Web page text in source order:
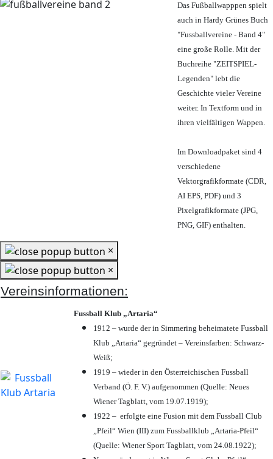
Das Fußballwapppen spielt
auch in Hardy Grünes Buch
"Fussballvereine - Band 4"
eine große Rolle. Mit der
Buchreihe "ZEITSPIEL-
Legenden" lebt die
Geschichte vieler Vereine
weiter. In Textform und in
ihren vielfältigen Wappen.
Im Downloadpaket sind 4
verschiedene
Vektorgrafikformate (CDR,
AI EPS, PDF) und 3
Pixelgrafikformate (JPG,
PNG, GIF) enthalten.
×
×
Vereinsinformationen:
Fussball Klub „Artaria“
1912 – wurde der in Simmering beheimatete Fussball
Klub „Artaria“ gegründet – Vereinsfarben: Schwarz-
Weiß;
1919 – wieder in den Österreichischen Fussball
Verband (Ö. F. V.) aufgenommen (Quelle: Neues
Wiener Tagblatt, vom 19.07.1919);
1922 – erfolgte eine Fusion mit dem Fussball Club
„Pfeil“ Wien (III) zum Fussballklub „Artaria-Pfeil“
(Quelle: Wiener Sport Tagblatt, vom 24.08.1922);